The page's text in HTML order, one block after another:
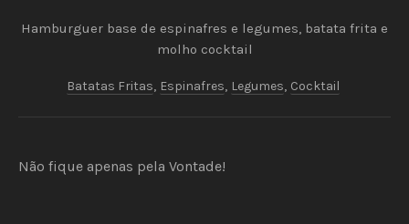
Hamburguer base de espinafres e legumes, batata frita e
molho cocktail
Batatas Fritas, Espinafres, Legumes, Cocktail
Não fique apenas pela Vontade!
PREVIOUS